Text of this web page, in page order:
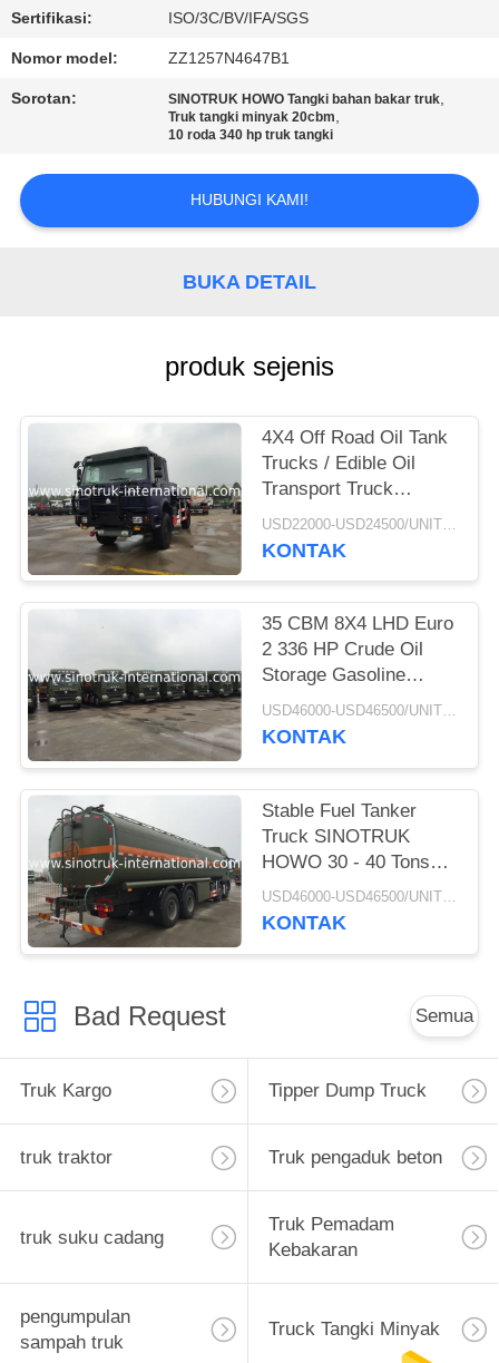
MINTA
KUTIPAN
KEBIJAKAN
Sertifikasi: ISO/3C/BV/IFA/SGS
Nomor model: ZZ1257N4647B1
Sorotan: SINOTRUK HOWO Tangki bahan bakar truk,
Truk tangki minyak 20cbm,
10 roda 340 hp truk tangki
HUBUNGI KAMI!
BUKA DETAIL
produk sejenis
4X4 Off Road Oil Tank
Trucks / Edible Oil
Transport Truck
Hydraulically Clutch
USD22000-USD24500/UNIT)negotiation MOQ:1 Unit
KONTAK
35 CBM 8X4 LHD Euro
2 336 HP Crude Oil
Storage Gasoline
Tanker Trucks ISO
Approved
USD46000-USD46500/UNIT)negotiation MOQ:1 Unit
KONTAK
Stable Fuel Tanker
Truck SINOTRUK
HOWO 30 - 40 Tons
For Oil Transportation
8X4 RHD
USD46000-USD46500/UNIT)negotiation MOQ:1 Unit
KONTAK
Bad Request Semua
Truk Kargo Tipper Dump Truck
truk traktor Truk pengaduk beton
truk suku cadang
Truk Pemadam
Kebakaran
pengumpulan
sampah truk
Truck Tangki Minyak